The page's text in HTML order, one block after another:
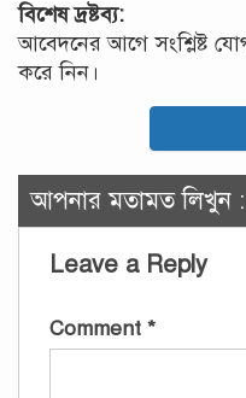
বিশেষ দ্রষ্টব্য:
আবেদনের আগে সংশ্লিষ্ট
করে নিন।
আপনার মতামত লিখুন :
Leave a Reply
Comment *